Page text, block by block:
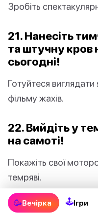
Зробіть
21. Нанесіть
та штучну кров
сьогодні!
Готуйтеся
фільму жахів.
22. Вийдіть у
на самоті!
Покажіть свої
темряві.
23. Носіть
🥳Вечірка 🕹Ігри